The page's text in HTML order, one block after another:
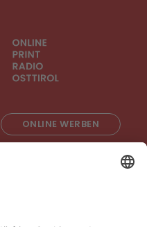
ONLINE WERBEN